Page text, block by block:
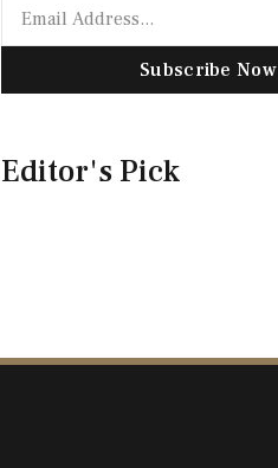
Subscribe Now
Editor's Pick